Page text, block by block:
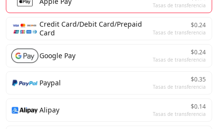
Tasas de transferencia
Credit Card/Debit Card/Prepaid
Card
$0.24
Tasas de transferencia
Google Pay $0.24
Tasas de transferencia
Paypal $0.35
Tasas de transferencia
Alipay $0.14
Tasas de transferencia